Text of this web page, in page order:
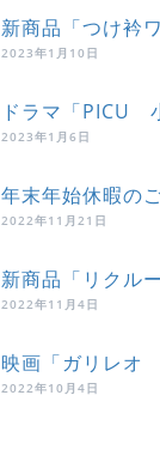
新商品「つけ衿
2023年1月10日
ドラマ「PICU
2023年1月6日
年末年始休暇の
2022年11月21日
新商品「リクル
2022年11月4日
映画「ガリレオ
2022年10月4日